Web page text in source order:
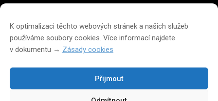
K optimalizaci těchto webových stránek a našich služeb
používáme soubory cookies. Více informací najdete
v dokumentu → Zásady cookies
Přijmout
Prohlášení o přístupnosti
Prohlášení o ochraně soukromí
Zásady cookies (EU)
Změna velikosti písma na webu